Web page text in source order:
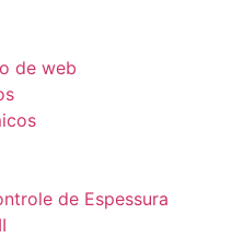
de web
de Espessura
de web
de Espessura
para todas as
o mundo, foi bem
por nos visitarem!